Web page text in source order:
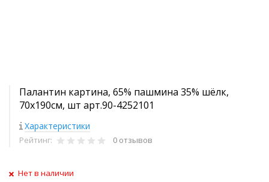
Палантин картина, 65% пашмина 35% шёлк,
70x190см, шт арт.90-4252101
Характеристики
Рейтинг: 0 отзывов
Нет в наличии